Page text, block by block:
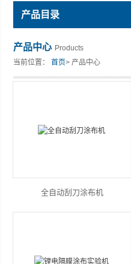
产品目录
产品中心 Products
当前位置：首页> 产品中心
全自动刮刀涂布机